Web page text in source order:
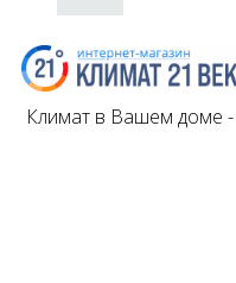
Климат в Вашем доме